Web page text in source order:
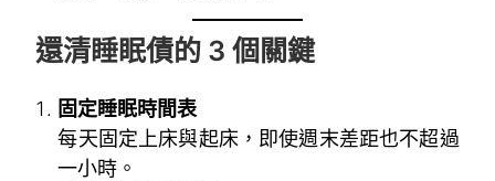
還清睡眠債的 3 個關鍵
固定睡眠時間表
每天固定上床與起床，即使週末差距也不超過
一小時。